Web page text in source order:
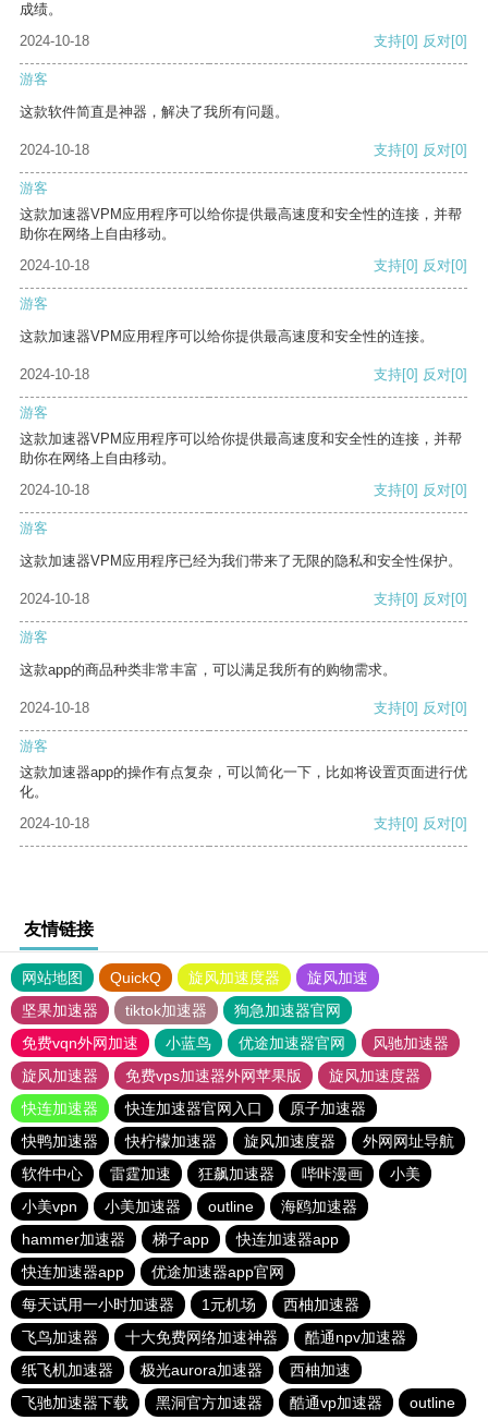
成绩。
2024-10-18
支持[0] 反对[0]
游客
这款软件简直是神器，解决了我所有问题。
2024-10-18 支持[0] 反对[0]
游客
这款加速器VPM应用程序可以给你提供最高速度和安全性的连接，并帮
助你在网络上自由移动。
2024-10-18
支持[0] 反对[0]
游客
这款加速器VPM应用程序可以给你提供最高速度和安全性的连接。
2024-10-18 支持[0] 反对[0]
游客
这款加速器VPM应用程序可以给你提供最高速度和安全性的连接，并帮
助你在网络上自由移动。
2024-10-18
支持[0] 反对[0]
游客
这款加速器VPM应用程序已经为我们带来了无限的隐私和安全性保护。
2024-10-18 支持[0] 反对[0]
游客
这款app的商品种类非常丰富，可以满足我所有的购物需求。
2024-10-18 支持[0] 反对[0]
游客
这款加速器app的操作有点复杂，可以简化一下，比如将设置页面进行优
化。
2024-10-18
支持[0] 反对[0]
友情链接
网站地图 QuickQ 旋风加速度器
旋风加速
坚果加速器
tiktok加速器
狗急加速器官网
免费vqn外网加速
小蓝鸟 优途加速器官网
风驰加速器
旋风加速器
免费vps加速器外网苹果版
旋风加速度器
快连加速器
快连加速器官网入口
原子加速器
快鸭加速器
快柠檬加速器 旋风加速度器
外网网址导航
软件中心
雷霆加速 狂飙加速器 哔咔漫画
小美
小美vpn
小美加速器 outline
海鸥加速器
hammer加速器
梯子app
快连加速器app
快连加速器app
优途加速器app官网
每天试用一小时加速器
1元机场
西柚加速器
飞鸟加速器
十大免费网络加速神器
酷通npv加速器
纸飞机加速器
极光aurora加速器
西柚加速
飞驰加速器下载
黑洞官方加速器 酷通vp加速器 outline